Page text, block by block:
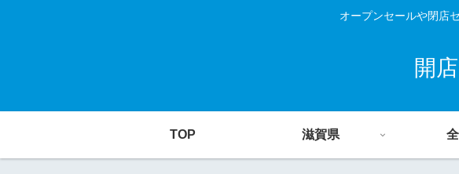
オープンセールや閉店
開
TOP 滋賀県